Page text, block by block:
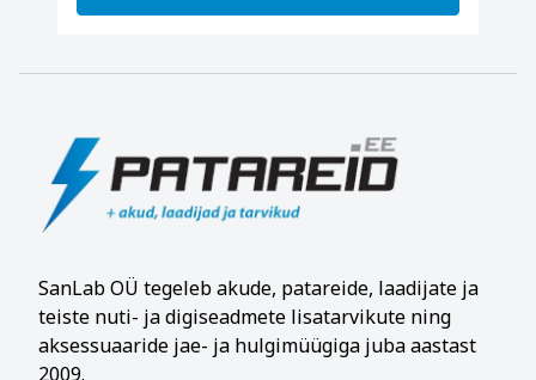
SanLab OÜ tegeleb akude, patareide, laadijate ja
teiste nuti- ja digiseadmete lisatarvikute ning
aksessuaaride jae- ja hulgimüügiga juba aastast
2009.